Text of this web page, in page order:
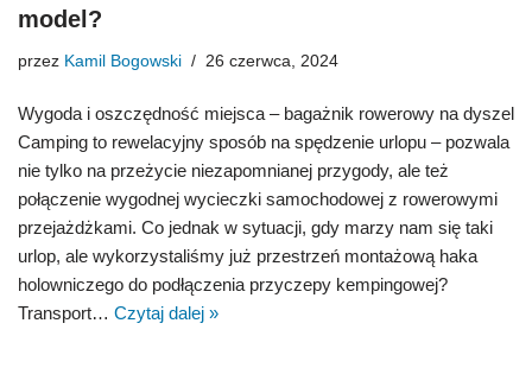
model?
przez Kamil Bogowski 26 czerwca, 2024
Wygoda i oszczędność miejsca – bagażnik rowerowy na dyszel
Camping to rewelacyjny sposób na spędzenie urlopu – pozwala
nie tylko na przeżycie niezapomnianej przygody, ale też
połączenie wygodnej wycieczki samochodowej z rowerowymi
przejażdżkami. Co jednak w sytuacji, gdy marzy nam się taki
urlop, ale wykorzystaliśmy już przestrzeń montażową haka
holowniczego do podłączenia przyczepy kempingowej?
Transport… Czytaj dalej »